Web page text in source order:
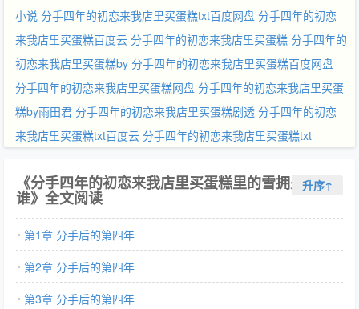
小说 分手四年的初恋来我店里买蛋糕txt百度网盘 分手四年的初恋
来我店里买蛋糕百度云 分手四年的初恋来我店里买蛋糕 分手四年的
初恋来我店里买蛋糕by 分手四年的初恋来我店里买蛋糕百度网盘
分手四年的初恋来我店里买蛋糕网盘 分手四年的初恋来我店里买蛋
糕by雨田君 分手四年的初恋来我店里买蛋糕剧透 分手四年的初恋
来我店里买蛋糕txt百度云 分手四年的初恋来我店里买蛋糕txt
《分手四年的初恋来我店里买蛋糕里的雪拥关山是
谁》全文阅读
升序↑
第1章 分手后的第四年
第2章 分手后的第四年
第3章 分手后的第四年